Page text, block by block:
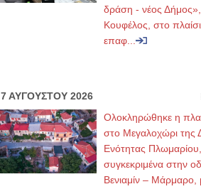
δράση - νέος
Κουφέλος, στο
επαφ...
7 ΑΥΓΟΥΣΤΟΥ 2026
Ολοκληρώθηκε η
στο Μεγαλοχώρι της
Ενότητας Πλωμαρίου,
συγκεκριμένα στην
Βενιαμίν – Μάρμαρο,